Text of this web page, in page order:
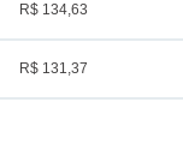
R$ 134,63
R$ 131,37